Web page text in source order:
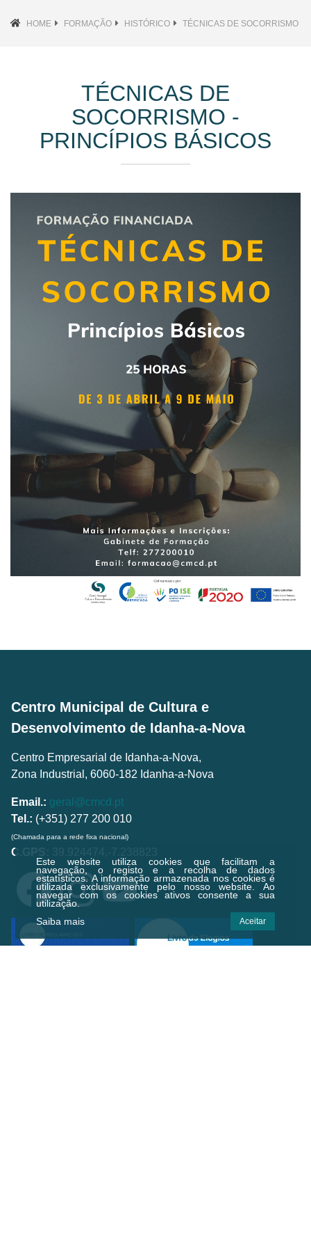
Este website utiliza cookies que facilitam a
navegação, o registo e a recolha de dados
estatísticos.A informação armazenada nos cookies é
utilizada exclusivamente pelo nosso website. Ao
navegar com os cookies ativos consente a sua
utilização.
Saiba mais
Aceitar
HOME FORMAÇÃO HISTÓRICO TÉCNICAS DE SOCORRISMO
TÉCNICAS DE
SOCORRISMO -
PRINCÍPIOS BÁSICOS
Centro Municipal de Cultura e
Desenvolvimento de Idanha-a-Nova
Centro Empresarial de Idanha-a-Nova,
Zona Industrial, 6060-182 Idanha-a-Nova
Email.: geral@cmcd.pt
Tel.: (+351) 277 200 010
(Chamada para a rede fixa nacional)
C.GPS: 39.924474,-7.238823